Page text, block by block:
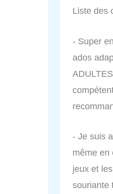
Liste des
- Super
ados
- Je suis
même en
jeux et
souriante